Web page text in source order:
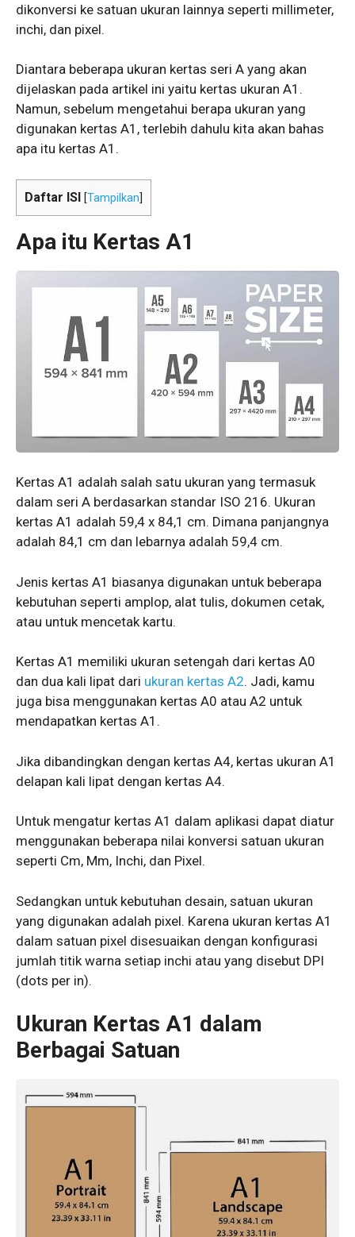
dikonversi ke satuan ukuran lainnya seperti millimeter,
inchi, dan pixel.
Diantara beberapa ukuran kertas seri A yang akan
dijelaskan pada artikel ini yaitu kertas ukuran A1.
Namun, sebelum mengetahui berapa ukuran yang
digunakan kertas A1, terlebih dahulu kita akan bahas
apa itu kertas A1.
Daftar ISI [Tampilkan
Apa itu Kertas A1
Kertas A1 adalah salah satu ukuran yang termasuk
dalam seri A berdasarkan standar ISO 216. Ukuran
kertas A1 adalah 59,4 x 84,1 cm. Dimana panjangnya
adalah 84,1 cm dan lebarnya adalah 59,4 cm.
Jenis kertas A1 biasanya digunakan untuk beberapa
kebutuhan seperti amplop, alat tulis, dokumen cetak,
atau untuk mencetak kartu.
Kertas A1 memiliki ukuran setengah dari kertas A0
dan dua kali lipat dari ukuran kertas A2. Jadi, kamu
juga bisa menggunakan kertas A0 atau A2 untuk
mendapatkan kertas A1.
Jika dibandingkan dengan kertas A4, kertas ukuran A1
delapan kali lipat dengan kertas A4.
Untuk mengatur kertas A1 dalam aplikasi dapat diatur
menggunakan beberapa nilai konversi satuan ukuran
seperti Cm, Mm, Inchi, dan Pixel.
Sedangkan untuk kebutuhan desain, satuan ukuran
yang digunakan adalah pixel. Karena ukuran kertas A1
dalam satuan pixel disesuaikan dengan konfigurasi
jumlah titik warna setiap inchi atau yang disebut DPI
(dots per in).
Ukuran Kertas A1 dalam
Berbagai Satuan